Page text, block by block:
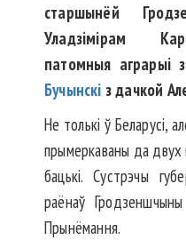
старшынёй
Уладзімірам
патомныя аграрыі
Бучынскі з дачкой
Не толькі ў Беларусі,
прымеркаваны да
бацькі. Сустрэчы
раёнаў
Прынёмання.